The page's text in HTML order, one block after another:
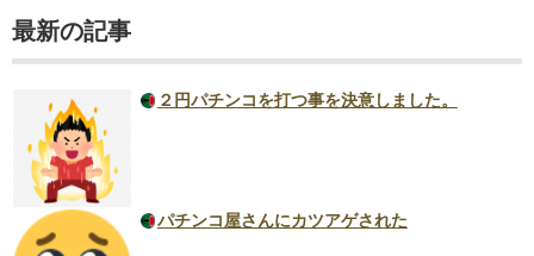
最新の記事
２円パチンコを打つ事を決意しました。
パチンコ屋さんにカツアゲされた